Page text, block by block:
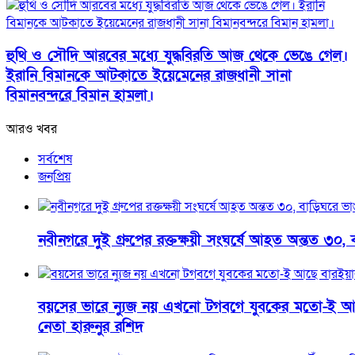
হুথি ও সৌদি আরবের মধ্যে যুদ্ধবিরতি আজ থেকে ভেঙে গেল।
ইরানি বিমানকে আটকাতে ইয়েমেনের রাজধানী সানা
বিমানবন্দরে বিমান হামলা।
আরও খবর
সর্বশেষ
জনপ্রিয়
নবীনগরে দুই গ্রুপের রক্তক্ষয়ী সংঘর্ষে আহত অন্তত ৩০,
বয়সের ভারে ন্যুজ নয় এখনো টগবগে যুবকের মতো-ই
নেতা হারুনুর রশিদ